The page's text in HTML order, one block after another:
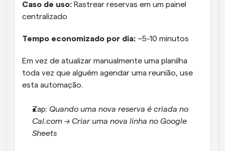
Caso de uso: Rastrear reservas em um painel
centralizado
Tempo economizado por dia: ~5-10 minutos
Em vez de atualizar manualmente uma planilha
toda vez que alguém agendar uma reunião, use
esta automação.
Zap: Quando uma nova reserva é criada no
Cal.com → Criar uma nova linha no Google
Sheets